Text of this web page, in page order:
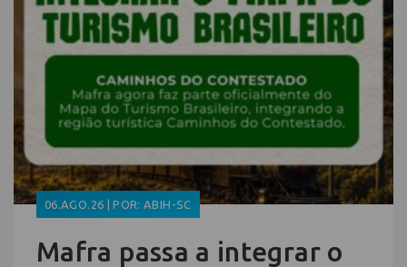
06.AGO.26 | POR: ABIH-SC
Mafra passa a integrar o